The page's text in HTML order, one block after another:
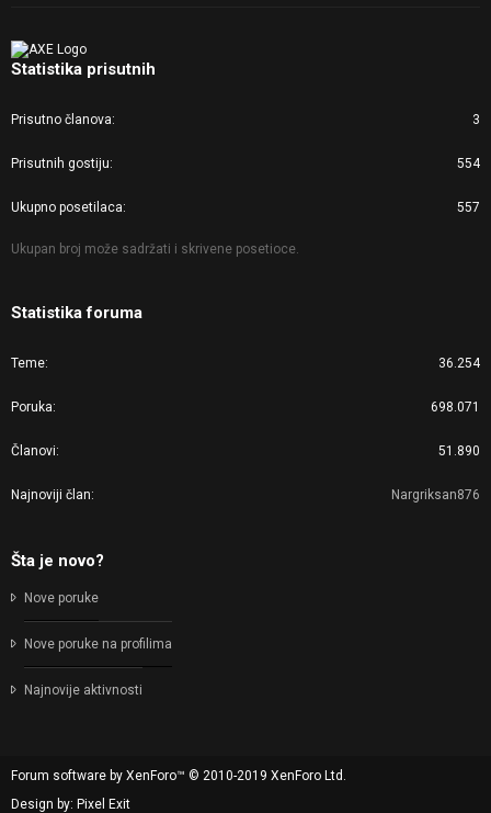
Statistika prisutnih
Prisutno članova 3
Prisutnih gostiju 554
Ukupno posetilaca 557
Ukupan broj može sadržati i skrivene posetioce.
Statistika foruma
Teme 36.254
Poruka 698.071
Članovi 51.890
Najnoviji član Nargriksan876
Šta je novo?
Nove poruke
Nove poruke na profilima
Najnovije aktivnosti
Forum software by XenForo™ © 2010-2019 XenForo Ltd.
Design by: Pixel Exit